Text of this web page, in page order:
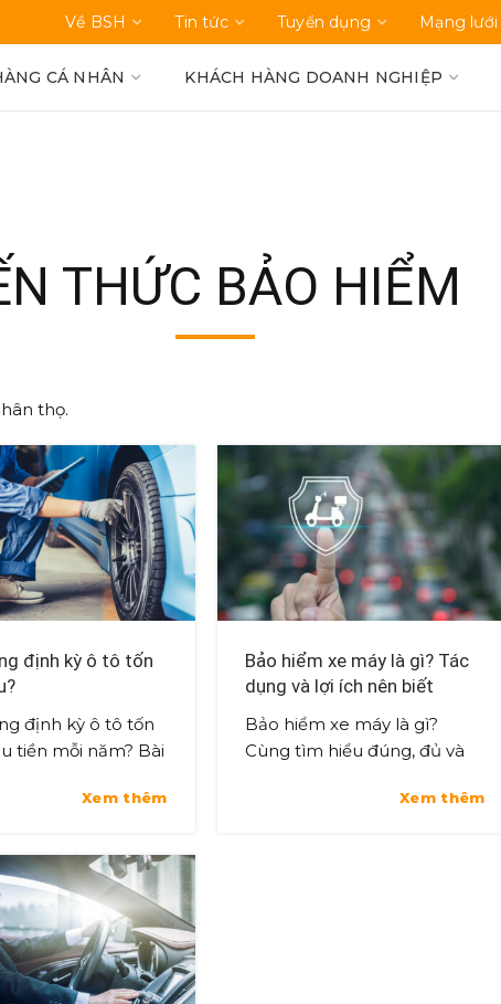
Về BSH Tin tức Tuyển dụng Mạng lưới
CÁ NHÂN KHÁCH HÀNG DOANH NGHIỆP
THỨC BẢO HIỂM
"KIẾN THỨC BẢO HIỂM"
thọ.
định kỳ ô tô tốn
định kỳ ô tô tốn
tiền mỗi năm? Bài
dưỡng và chi phí
Xem thêm
Bảo hiểm xe máy là gì? Tác
dụng và lợi ích nên biết
Bảo hiểm xe máy là gì?
Cùng tìm hiểu đúng, đủ và
đây để bảo vệ chính mình và
Xem thêm